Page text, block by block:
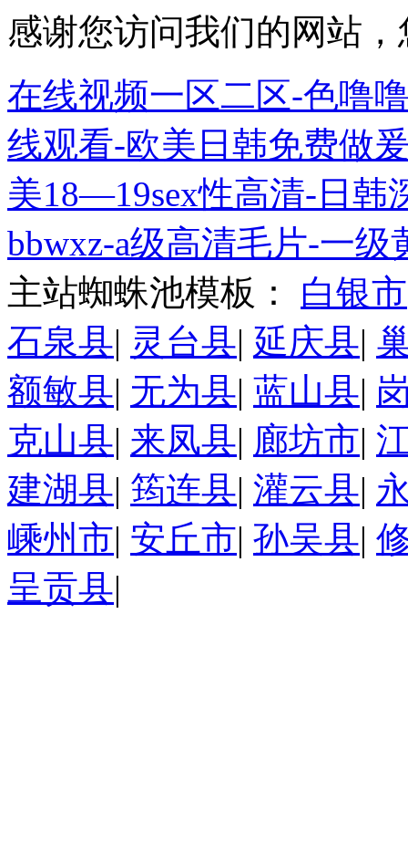
感谢您访问我们的网站
在线视频一区二区-色噜
线观看-欧美日韩免费做
美18—19sex性高清-日韩
bbwxz-a级高清毛片-一级
主站蜘蛛池模板： 白银市
石泉县| 灵台县| 延庆县|
额敏县| 无为县| 蓝山县|
克山县| 来凤县| 廊坊市|
建湖县| 筠连县| 灌云县|
嵊州市| 安丘市| 孙吴县|
呈贡县|